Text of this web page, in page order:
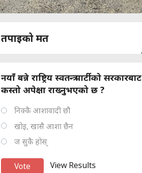
तपाइको मत
नयाँ बन्ने राष्ट्रिय स्वतन्त्र पार्टीको सरकारबाट
कस्तो अपेक्षा राख्नुभएको छ ?
निक्कै आशावादी छौ
खोइ, खासै आशा छैन
ज सुकै होस्
View Results